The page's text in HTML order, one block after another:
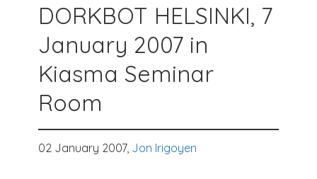
DORKBOT HELSINKI, 7
January 2007 in
Kiasma Seminar
Room
02 January 2007, Jon Irigoyen